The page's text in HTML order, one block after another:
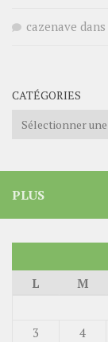
cazenave dans
CATÉGORIES
Catégories
PLUS
L
M
3
4